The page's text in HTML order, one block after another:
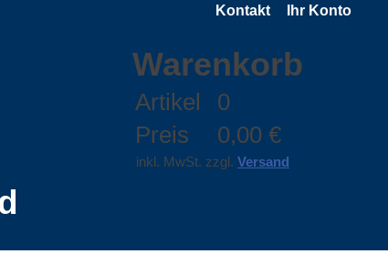
Kontakt Ihr Konto
Warenkorb
Artikel
0
Preis
0,00 €
inkl. MwSt. zzgl. Versand